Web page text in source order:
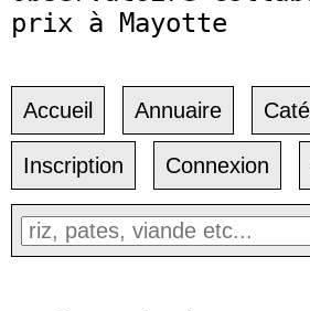
prix à Mayotte
Accueil Annuaire
Inscription Connexion